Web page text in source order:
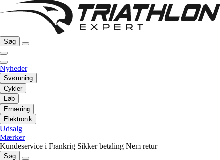
Søg
Nyheder
Svømning
Cykler
Løb
Ernæring
Elektronik
Udsalg
Mærker
Kundeservice i Frankrig Sikker betaling Nem retur
Søg